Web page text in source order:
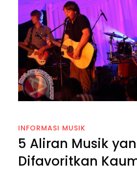
INFORMASI MUSIK
5 Aliran Musik
Difavoritkan